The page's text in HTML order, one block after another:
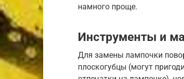
намного проще.
Инструменты и
Для замены лампочки
плоскогубцы (могут